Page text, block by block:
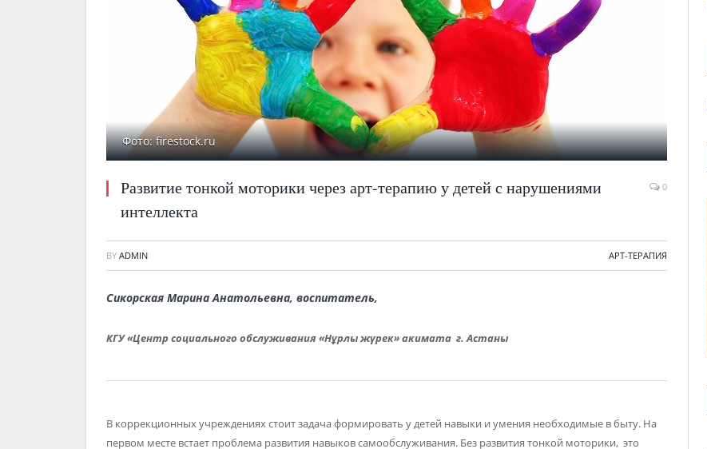
Фото: firestock.ru
Развитие тонкой моторики через арт-терапию у детей с нарушениями
интеллекта
0
BY ADMIN АРТ-ТЕРАПИЯ
Сикорская Марина Анатольевна, воспитатель,
КГУ «Центр социального обслуживания «Нұрлы жүрек» акимата г. Астаны
В коррекционных учреждениях стоит задача формировать у детей навыки и умения необходимые в быту. На
первом месте встает проблема развития навыков самообслуживания. Без развития тонкой моторики, это